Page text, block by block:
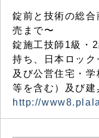
錠前と技術の総
売まで〜
錠施工技師1級・
持ち、日本ロッ
及び公営住宅・
等を含む）及び建
http://